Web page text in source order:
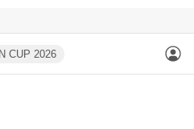
CUP 2026